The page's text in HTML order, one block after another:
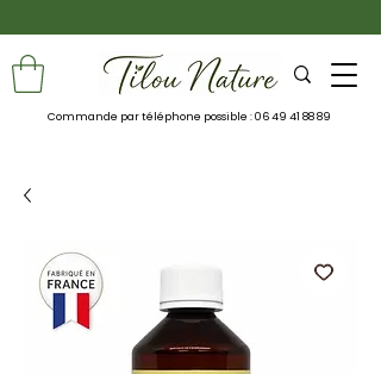
Commande par téléphone possible :06 49 41 88 89